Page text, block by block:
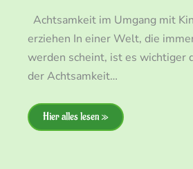
Achtsamkeit im Umgang mit
erziehen In einer Welt, die
werden scheint, ist es wichtiger
der Achtsamkeit…
Hier alles lesen »